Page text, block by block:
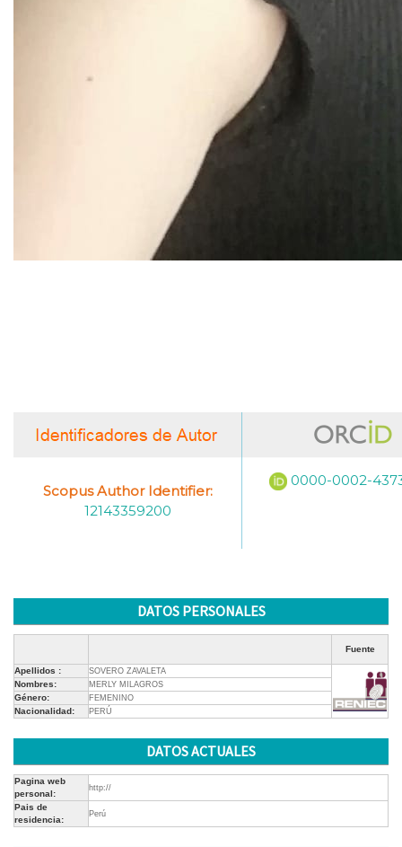
Scopus Author Identifier:
12143359200
0000-0002-
DATOS PERSONALES
Fuente
Apellidos : SOVERO ZAVALETA
Nombres: MERLY MILAGROS
Género: FEMENINO
Nacionalidad: PERÚ
DATOS ACTUALES
Pagina web
personal:
http://
Pais de
residencia:
Perú